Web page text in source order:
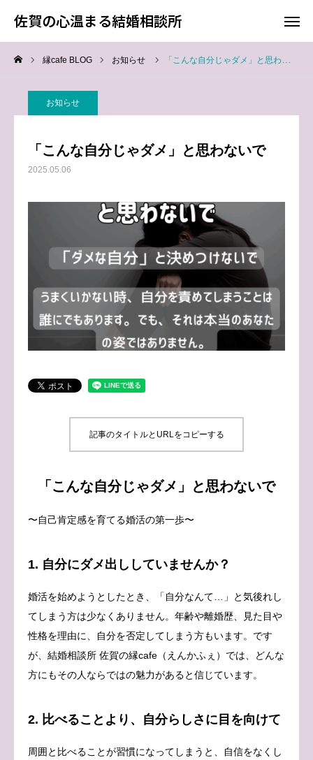
佐賀の心温まる結婚相談所
縁cafe BLOG お知らせ 「こんな自分じゃダメ」と思わないで
お知らせ
「こんな自分じゃダメ」と思わないで
2025.05.06
記事のタイトルとURLをコピーする
「こんな自分じゃダメ」と思わないで
〜自己肯定感を育てる婚活の第一歩〜
1. 自分にダメ出ししていませんか？
婚活を始めようとしたとき、「自分なんて…」と気後れし
てしまう方は少なくありません。年齢や離婚歴、見た目や
性格を理由に、自分を否定してしまう方もいます。です
が、結婚相談所 佐賀の縁cafe（えんかふぇ）では、どんな
方にもその人ならではの魅力があると信じています。
2. 比べることより、自分らしさに目を向けて
周囲と比べることが習慣になってしまうと、自信をなくし
佐賀の心温まる結婚相談所
料金
TOP
会員様からの喜びの声
よくあるご質問